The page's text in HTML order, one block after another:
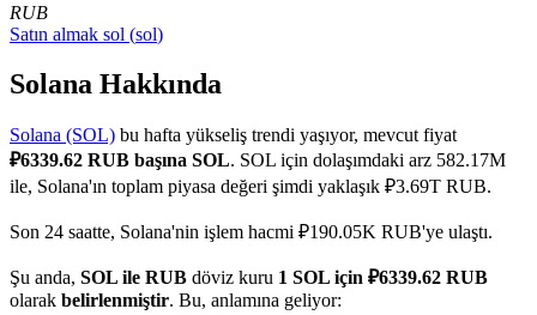
COIN-M Vadeli İşlemleri
Kripto Para Vadeli İşlemleri
Hisse senetleri, döviz, değerli metaller ve emtia türevleri
RUB
Satın almak sol (sol)
Solana Hakkında
Solana (SOL) bu hafta yükseliş trendi yaşıyor, mevcut fiyat
₽6339.62 RUB başına SOL. SOL için dolaşımdaki arz 582.17M
ile, Solana'ın toplam piyasa değeri şimdi yaklaşık ₽3.69T RUB.
Son 24 saatte, Solana'nin işlem hacmi ₽190.05K RUB'ye ulaştı.
Şu anda, SOL ile RUB döviz kuru 1 SOL için ₽6339.62 RUB
olarak belirlenmiştir. Bu, anlamına geliyor: